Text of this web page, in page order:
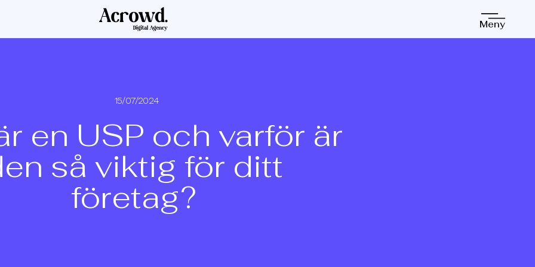
Meny
15/07/2024
en USP och varför är
så viktig för ditt
företag?